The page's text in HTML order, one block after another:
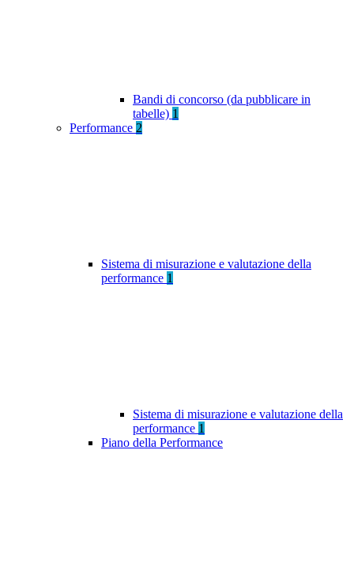
Bandi di concorso (da pubblicare in
tabelle) 1
Performance 2
Sistema di misurazione e valutazione della
performance 1
Sistema di misurazione e valutazione della
performance 1
Piano della Performance